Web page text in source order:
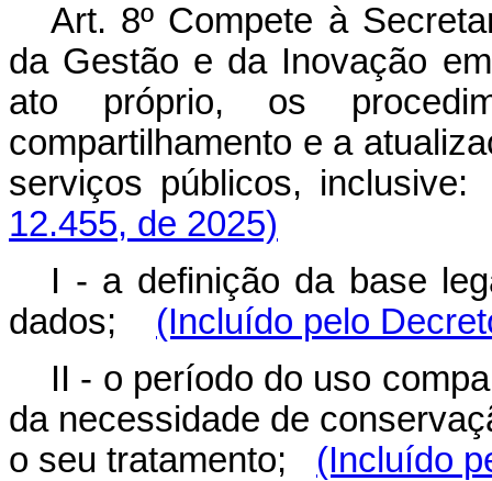
Art. 8º Compete à
da Gestão e da Inovação
ato próprio, os
compartilhamento e a
serviços públicos,
12.455, de 2025)
I - a definição da base
dados; (Incluído pelo
II - o período do uso
da necessidade de
o seu tratamento; (Incluído